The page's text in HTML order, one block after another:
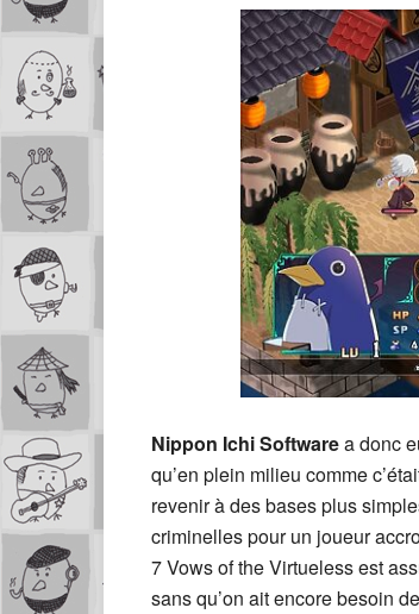
Nippon Ichi Softwarea donc
qu’en plein milieu comme
revenir à des bases plus
criminelles pour un joueur
7 Vows of the Virtueless est
sans qu’on ait encore besoin